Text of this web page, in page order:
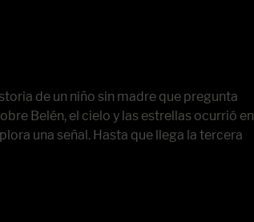
de un niño sin madre que pregunta
Belén, el cielo y las estrellas ocurrió en
una señal. Hasta que llega la tercera